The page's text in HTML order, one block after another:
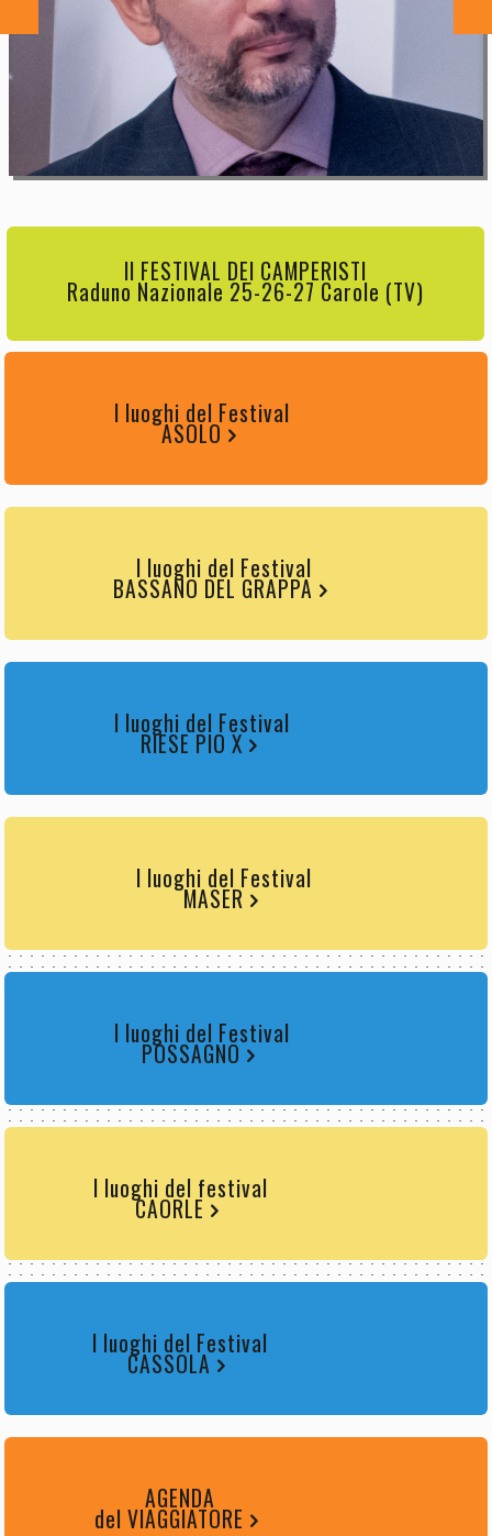
Il FESTIVAL DEI CAMPERISTI
Raduno Nazionale 25-26-27 Carole (TV)
I luoghi del Festival
ASOLO
I luoghi del Festival
BASSANO DEL GRAPPA
I luoghi del Festival
RIESE PIO X
I luoghi del Festival
MASER
I luoghi del Festival
POSSAGNO
I luoghi del festival
CAORLE
I luoghi del Festival
CASSOLA
AGENDA
del VIAGGIATORE